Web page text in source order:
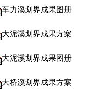
车力溪划界成果图册
大泥溪划界成果方案
大泥溪划界成果图册
大桥溪划界成果方案